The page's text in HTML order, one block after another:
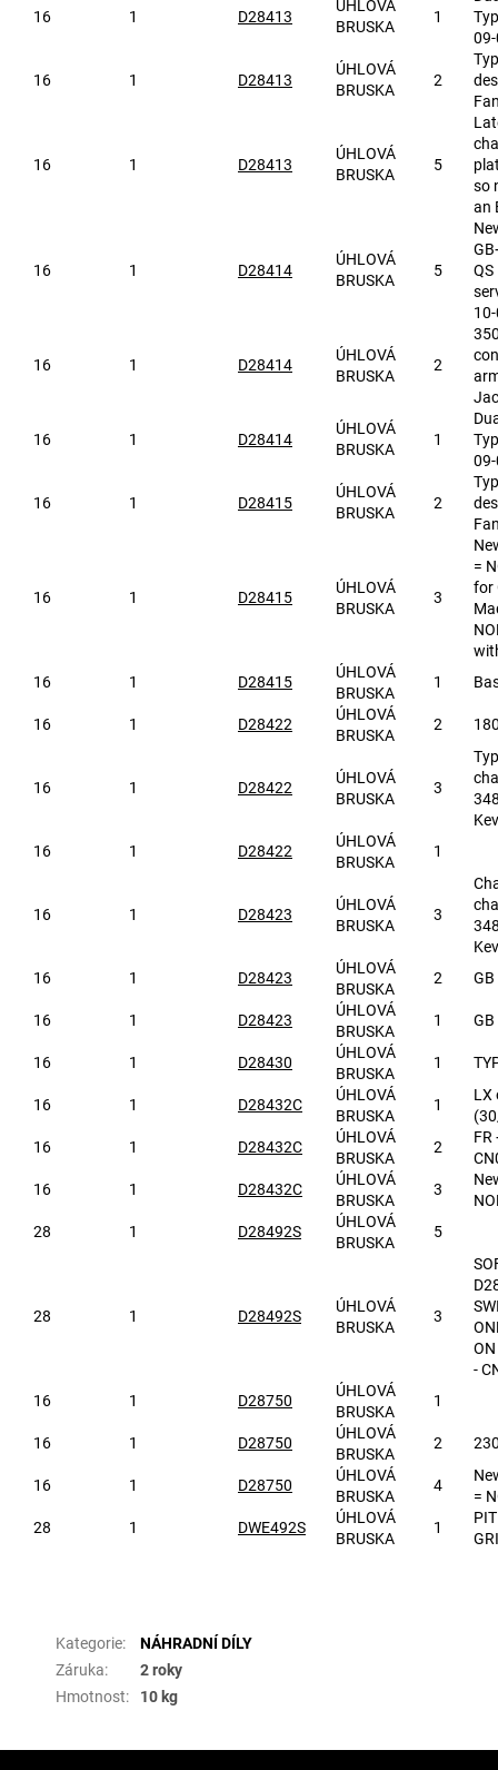
16 1 D28413
ÚHLOVÁ
BRUSKA
1
16 1 D28413
ÚHLOVÁ
BRUSKA
2
16 1 D28413
ÚHLOVÁ
BRUSKA
5
so
an
16 1 D28414
ÚHLOVÁ
BRUSKA
5
QS
16 1 D28414
ÚHLOVÁ
BRUSKA
2
16 1 D28414
ÚHLOVÁ
BRUSKA
1
16 1 D28415
ÚHLOVÁ
BRUSKA
2
16 1 D28415
ÚHLOVÁ
BRUSKA
3
=
for
16
1 D28415
ÚHLOVÁ
BRUSKA
1
16 1 D28422
ÚHLOVÁ
BRUSKA
2
16 1 D28422
ÚHLOVÁ
BRUSKA
3
16
1 D28422
ÚHLOVÁ
BRUSKA
1
16 1 D28423
ÚHLOVÁ
BRUSKA
3
16
1 D28423
ÚHLOVÁ
BRUSKA
2
16 1 D28423
ÚHLOVÁ
BRUSKA
1
16 1 D28430
ÚHLOVÁ
BRUSKA
1
16 1 D28432C
ÚHLOVÁ
BRUSKA
1
LX
16
1 D28432C
ÚHLOVÁ
BRUSKA
2
FR
16
1 D28432C
ÚHLOVÁ
BRUSKA
3
28
1 D28492S
ÚHLOVÁ
BRUSKA
5
28 1 D28492S
ÚHLOVÁ
BRUSKA
3
ON
-
16
1 D28750
ÚHLOVÁ
BRUSKA
1
16 1 D28750
ÚHLOVÁ
BRUSKA
2
16 1 D28750
ÚHLOVÁ
BRUSKA
4
=
28
1 DWE492S
ÚHLOVÁ
BRUSKA
1
Kategorie:
NÁHRADNÍ DÍLY
Záruka:
2 roky
Hmotnost: 10 kg